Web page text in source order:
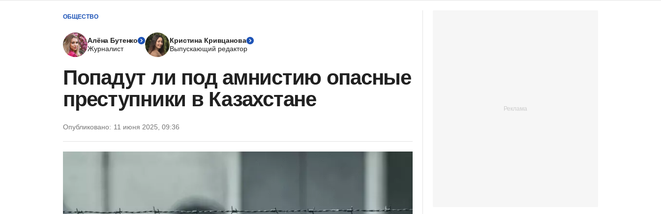
ОБЩЕСТВО
Алёна Бутенко
Журналист
Кристина Кривцанова
Выпускающий редактор
Попадут ли под амнистию опасные
преступники в Казахстане
Опубликовано: 11 июня 2025, 09:36